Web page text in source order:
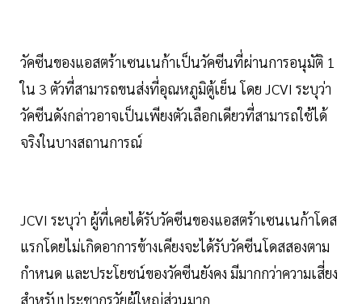
วัคซีนของแอสตร้าเซนเนก้าเป็นวัคซีนที่ผ่านการอนุมัติ 1
ใน 3 ตัวที่สามารถขนส่งที่อุณหภูมิตู้เย็น โดย JCVI ระบุว่า
วัคซีนดังกล่าวอาจเป็นเพียงตัวเลือกเดียวที่สามารถใช้ได้
จริงในบางสถานการณ์
JCVI ระบุว่า ผู้ที่เคยได้รับวัคซีนของแอสตร้าเซนเนก้าโดส
แรกโดยไม่เกิดอาการข้างเคียงจะได้รับวัคซีนโดสสองตาม
กำหนด และประโยชน์ของวัคซีนยังคง มีมากกว่าความเสี่ยง
สำหรับประชากรวัยผู้ใหญ่ส่วนมาก